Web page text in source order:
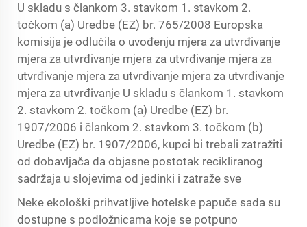
U skladu s člankom 3. stavkom 1. stavkom 2.
točkom (a) Uredbe (EZ) br. 765/2008 Europska
komisija je odlučila o uvođenju mjera za utvrđivanje
mjera za utvrđivanje mjera za utvrđivanje mjera za
utvrđivanje mjera za utvrđivanje mjera za utvrđivanje
mjera za utvrđivanje U skladu s člankom 1. stavkom
2. stavkom 2. točkom (a) Uredbe (EZ) br.
1907/2006 i člankom 2. stavkom 3. točkom (b)
Uredbe (EZ) br. 1907/2006, kupci bi trebali zatražiti
od dobavljača da objasne postotak recikliranog
sadržaja u slojevima od jedinki i zatraže sve
Neke ekološki prihvatljive hotelske papuče sada su
dostupne s podložnicama koje se potpuno